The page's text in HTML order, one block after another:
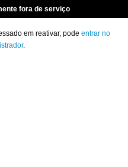
fora de serviço
em reativar, pode entrar no
.